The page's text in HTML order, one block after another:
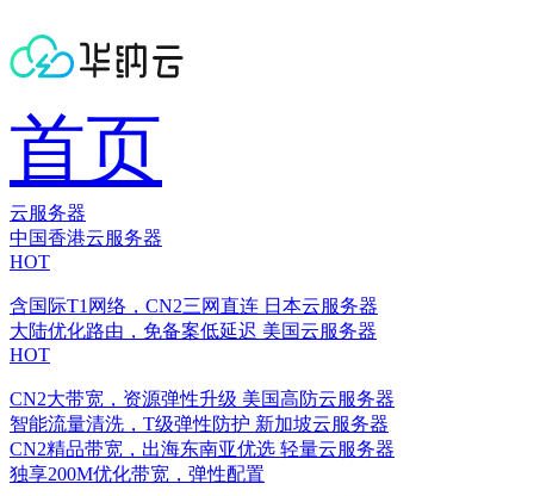
首页
云服务器
中国香港云服务器
HOT
含国际T1网络，CN2三网直连 日本云服务器
大陆优化路由，免备案低延迟 美国云服务器
HOT
CN2大带宽，资源弹性升级 美国高防云服务器
智能流量清洗，T级弹性防护 新加坡云服务器
CN2精品带宽，出海东南亚优选 轻量云服务器
独享200M优化带宽，弹性配置